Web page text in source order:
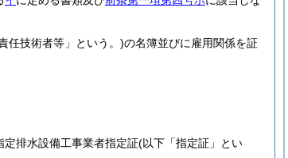
任技術者等」という。)の名簿並びに雇用関係を証
排水設備工事業者指定証(以下「指定証」とい